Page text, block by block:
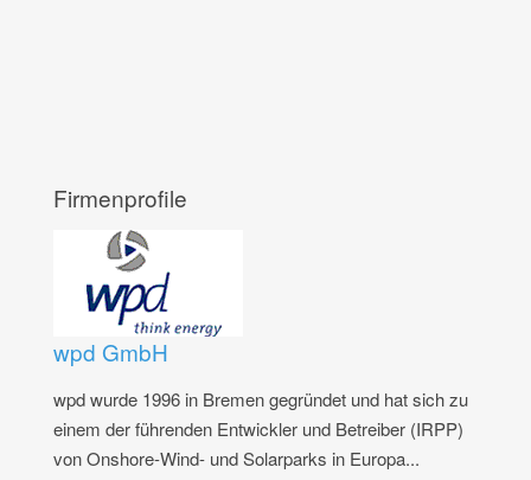
Firmenprofile
wpd GmbH
wpd wurde 1996 in Bremen gegründet und hat sich zu
einem der führenden Entwickler und Betreiber (IRPP)
von Onshore-Wind- und Solarparks in Europa...